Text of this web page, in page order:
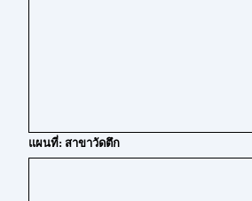
แผนที่: สาขาวัดตึก